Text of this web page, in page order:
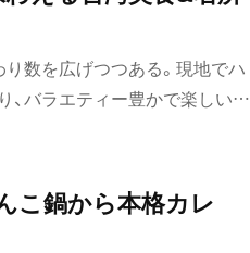
数を広げつつある。現地でハ
バラエティー豊かで楽しい玉
本場の人が普段使いする美味
こ鍋から本格カレ